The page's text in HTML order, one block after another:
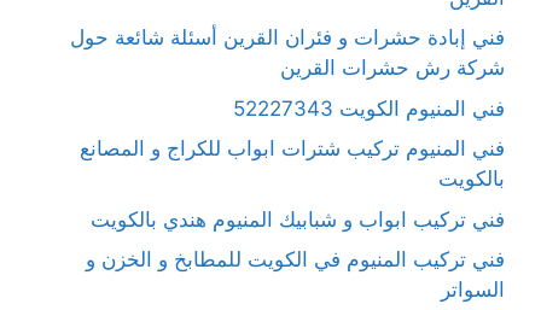
فني إبادة حشرات و فئران القرين أسئلة شائعة حول
شركة رش حشرات القرين
فني المنيوم الكويت 52227343
فني المنيوم تركيب شترات ابواب للكراج و المصانع
بالكويت
فني تركيب ابواب و شبابيك المنيوم هندي بالكويت
فني تركيب المنيوم في الكويت للمطابخ و الخزن و
السواتر